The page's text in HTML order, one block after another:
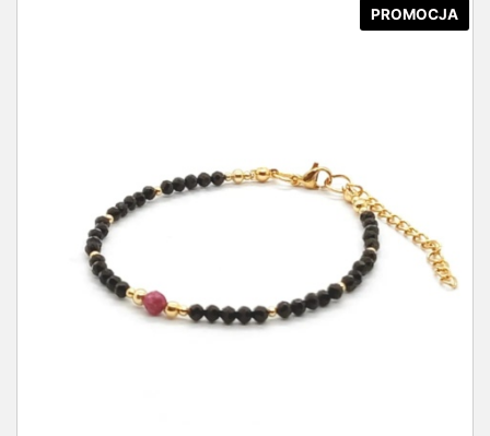
PROMOCJA